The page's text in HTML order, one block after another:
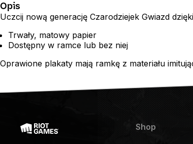
Opis
Uczcij nową generację Czarodziejek Gwiazd
Trwały, matowy papier
Dostępny w ramce lub bez niej
Oprawione plakaty mają ramkę z materiału
Shop